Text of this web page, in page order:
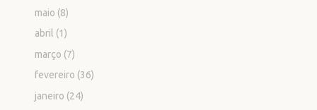
maio (8)
abril (1)
março (7)
fevereiro (36)
janeiro (24)